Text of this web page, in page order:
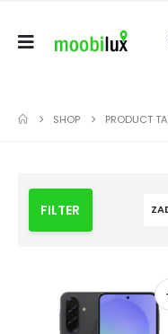
SHOP PRODUCT
FILTER